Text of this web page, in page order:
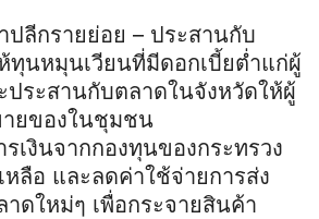
ปลีกรายย่อย – ประสานกับ
ทุนหมุนเวียนที่มีดอกเบี้ยต่ำแก่ผู้
ประสานกับตลาดในจังหวัดให้ผู้
ยของในชุมชน
รเงินจากกองทุนของกระทรวง
ลือ และลดค่าใช้จ่ายการส่ง
ดใหม่ๆ เพื่อกระจายสินค้า